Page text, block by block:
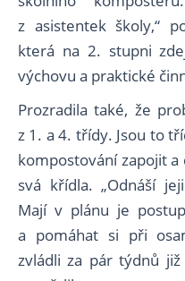
z asistentek školy,“
která na 2. stupni
výchovu a praktické
Prozradila také, že
z 1. a 4. třídy. Jsou to
kompostování zapojit
svá křídla. „Odnáší
Mají v plánu je
a pomáhat si při
zvládli za pár týdnů